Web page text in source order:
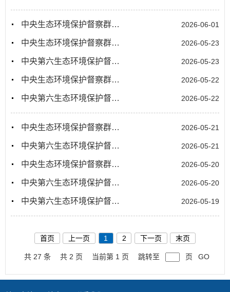
2026-06-01
中央生态环境保护督察群众信访举报交办和边督边改公开情况（第十二批）
2026-05-23
中央生态环境保护督察群众信访举报交办和边督边改公开情况（第四批）
2026-05-23
中央第六生态环境保护督察组向西藏交办第十三批群众信访举报件34件
2026-05-22
中央生态环境保护督察群众信访举报交办和边督边改公开情况（第三批）
2026-05-22
中央第六生态环境保护督察组向西藏交办第十二批群众信访举报件30件
2026-05-21
中央生态环境保护督察群众信访举报交办和边督边改公开情况（第二批）
2026-05-21
中央第六生态环境保护督察组向西藏交办第十一批群众信访举报件28件
2026-05-20
中央生态环境保护督察群众信访举报交办和边督边改公开情况（第一批）
2026-05-20
中央第六生态环境保护督察组向西藏交办第十批群众信访举报件23件
2026-05-19
中央第六生态环境保护督察组向西藏交办第九批群众信访举报件25件
首页 上一页 1 2 下一页 末页
共 27 条 共 2 页 当前第 1 页 跳转至 页 GO